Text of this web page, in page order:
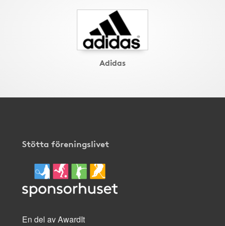
Adidas
Stötta föreningslivet
En del av AwardIt